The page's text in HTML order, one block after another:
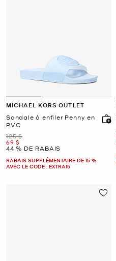
MICHAEL KORS OUTLET
Sandale à enfiler Penny en
PVC
était
125 $
maintenant
69 $
44 % DE RABAIS
RABAIS SUPPLÉMENTAIRE DE 15 %
AVEC LE CODE : EXTRA15